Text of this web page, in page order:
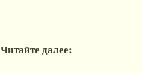
Читайте далее: